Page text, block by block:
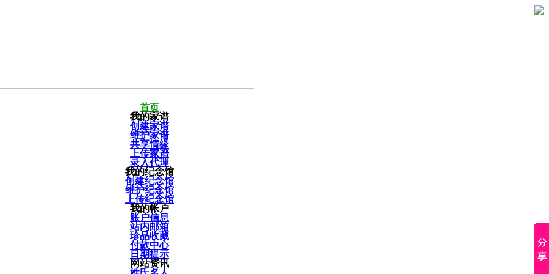
首页
我的家谱
创建家谱
维护家谱
共享情缘
上传家谱
录入代理
我的纪念馆
创建纪念馆
维护纪念馆
上传纪念馆
我的帐户
账户信息
站内邮箱
珍品收藏
付款中心
日期提示
网站资讯